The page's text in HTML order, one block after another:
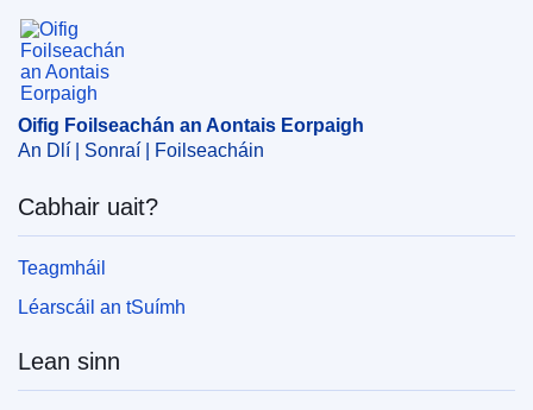
ELI :reg/2003/1210/2020-12-24
Oifig Foilseachán an Aontais Eorpaigh
Oifig Foilseachán an Aontais Eorpaigh
An Dlí | Sonraí | Foilseacháin
Cabhair uait?
Teagmháil
Léarscáil an tSuímh
Lean sinn